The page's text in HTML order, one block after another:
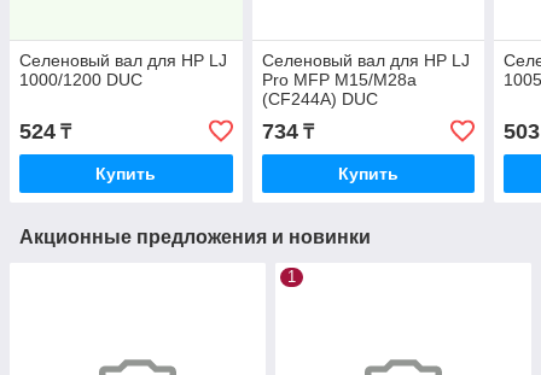
Селеновый вал для HP LJ
1000/1200 DUC
524 ₸
Купить
Селеновый вал для HP LJ
Pro MFP M15/M28a
(CF244A) DUC
734₸
Купить
503
Акционные предложения и новинки
1